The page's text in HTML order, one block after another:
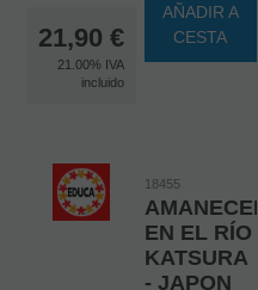
21,90 €
21.00% IVA
incluido
AÑADIR A
CESTA
18455
AMANECER
EN EL RÍO
KATSURA
- JAPON